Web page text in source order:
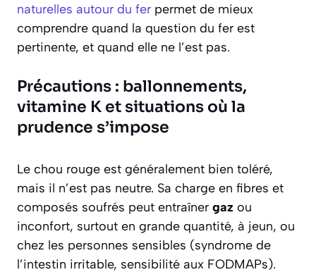
naturelles autour du fer permet de mieux
comprendre quand la question du fer est
pertinente, et quand elle ne l’est pas.
Précautions : ballonnements,
vitamine K et situations où la
prudence s’impose
Le chou rouge est généralement bien toléré,
mais il n’est pas neutre. Sa charge en fibres et
composés soufrés peut entraîner gaz ou
inconfort, surtout en grande quantité, à jeun, ou
chez les personnes sensibles (syndrome de
l’intestin irritable, sensibilité aux FODMAPs).